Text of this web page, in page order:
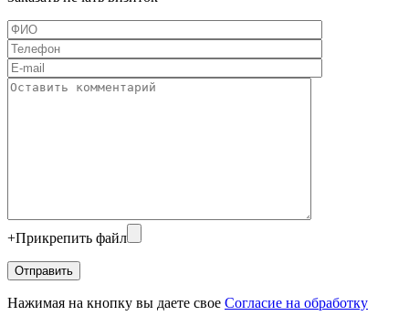
+Прикрепить файл
Нажимая на кнопку вы даете свое Согласие на обработку